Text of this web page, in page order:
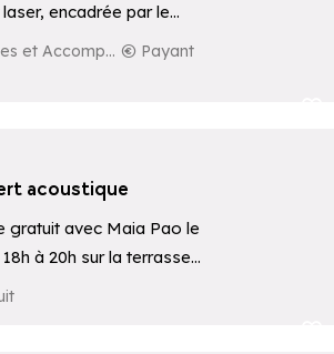
encadrée par le
de La Rosière
Payant
acoustique
gratuit avec Maia Pao le
à 20h sur la terrasse